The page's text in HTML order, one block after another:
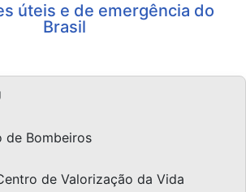
úteis e de emergência do
Brasil
de Bombeiros
de Valorização da Vida